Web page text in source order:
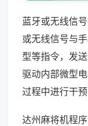
蓝牙或无线信
或无线信号与
型等指令，发
驱动内部微型
过程中进行干
达州麻将机程